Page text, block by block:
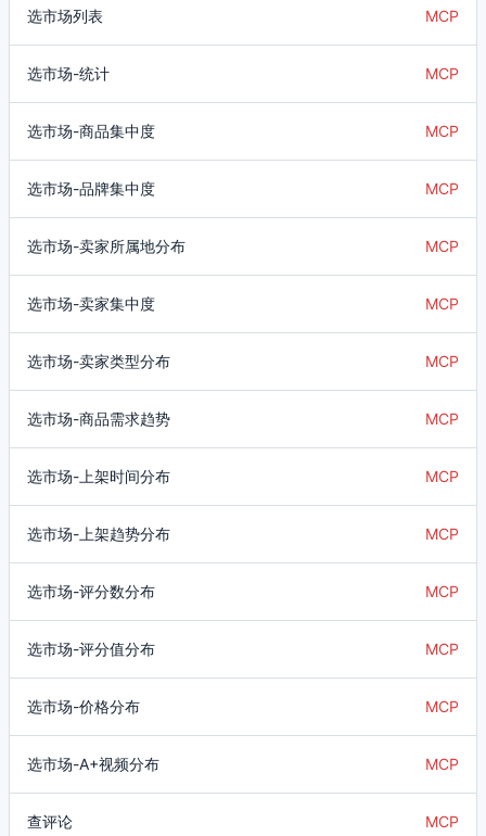
选市场列表 MCP
选市场-统计 MCP
选市场-商品集中度 MCP
选市场-品牌集中度 MCP
选市场-卖家所属地分布 MCP
选市场-卖家集中度 MCP
选市场-卖家类型分布 MCP
选市场-商品需求趋势 MCP
选市场-上架时间分布 MCP
选市场-上架趋势分布 MCP
选市场-评分数分布 MCP
选市场-评分值分布 MCP
选市场-价格分布 MCP
选市场-A+视频分布 MCP
查评论 MCP